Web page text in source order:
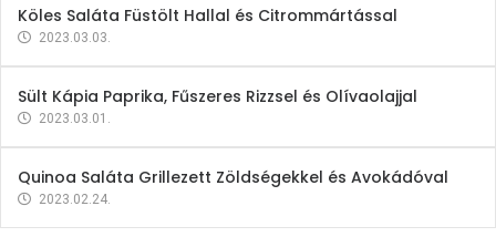
Köles Saláta Füstölt Hallal és Citrommártással
2023.03.03.
Sült Kápia Paprika, Fűszeres Rizzsel és Olívaolajjal
2023.03.01.
Quinoa Saláta Grillezett Zöldségekkel és Avokádóval
2023.02.24.
Gyógynövények